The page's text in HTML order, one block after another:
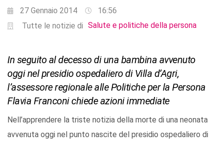
27 Gennaio 2014
16:56
Tutte le notizie di Salute e politiche della persona
In seguito al decesso di una bambina avvenuto
oggi nel presidio ospedaliero di Villa d’Agri,
l’assessore regionale alle Politiche per la Persona
Flavia Franconi chiede azioni immediate
Nell’apprendere la triste notizia della morte di una neonata
avvenuta oggi nel punto nascite del presidio ospedaliero di